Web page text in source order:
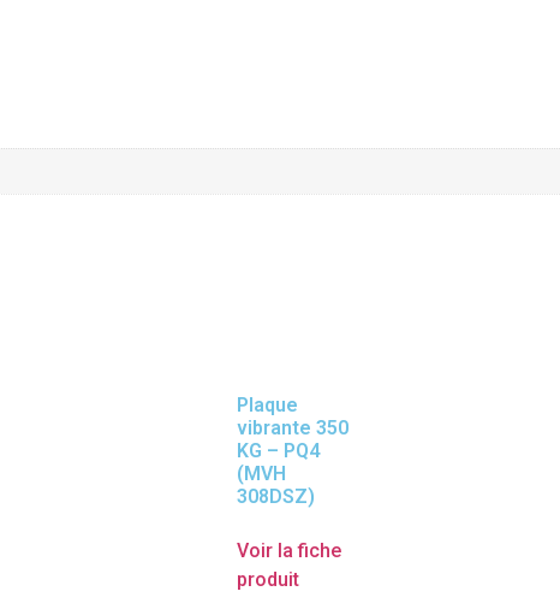
Plaque
vibrante 350
KG – PQ4
(MVH
308DSZ)
Voir la fiche
produit